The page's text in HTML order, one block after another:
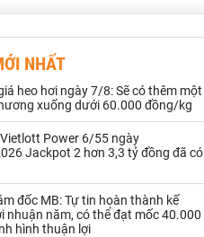
khác Mắc ca
- Hạt nhựa
NHẤT
heo hơi ngày 7/8: Sẽ có thêm một
xuống dưới 60.000 đồng/kg
Power 6/55 ngày
Jackpot 2 hơn 3,3 tỷ đồng đã có
đốc MB: Tự tin hoàn thành kế
nhuận năm, có thể đạt mốc 40.000
hình thuận lợi